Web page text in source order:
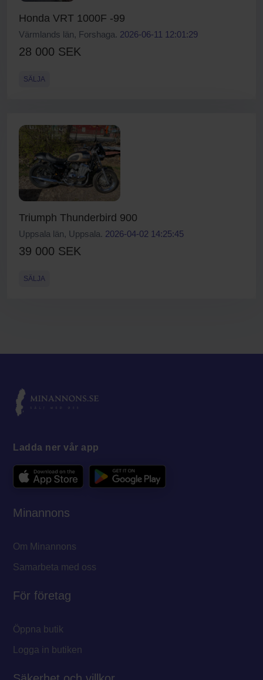
Honda VRT 1000F -99
Värmlands län, Forshaga. 2026-06-11 12:01:29
28 000 SEK
SÄLJA
Triumph Thunderbird 900
Uppsala län, Uppsala. 2026-04-02 14:25:45
39 000 SEK
SÄLJA
Ladda ner vår app
Minannons
Om Minannons
Samarbeta med oss
För företag
Öppna butik
Logga in butiken